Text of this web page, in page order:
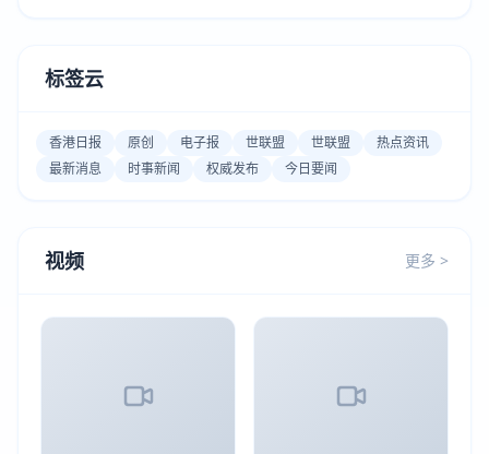
标签云
香港日报 原创 电子报 世联盟 世联盟
热点资讯
最新消息
时事新闻 权威发布 今日要闻
视频 更多 >